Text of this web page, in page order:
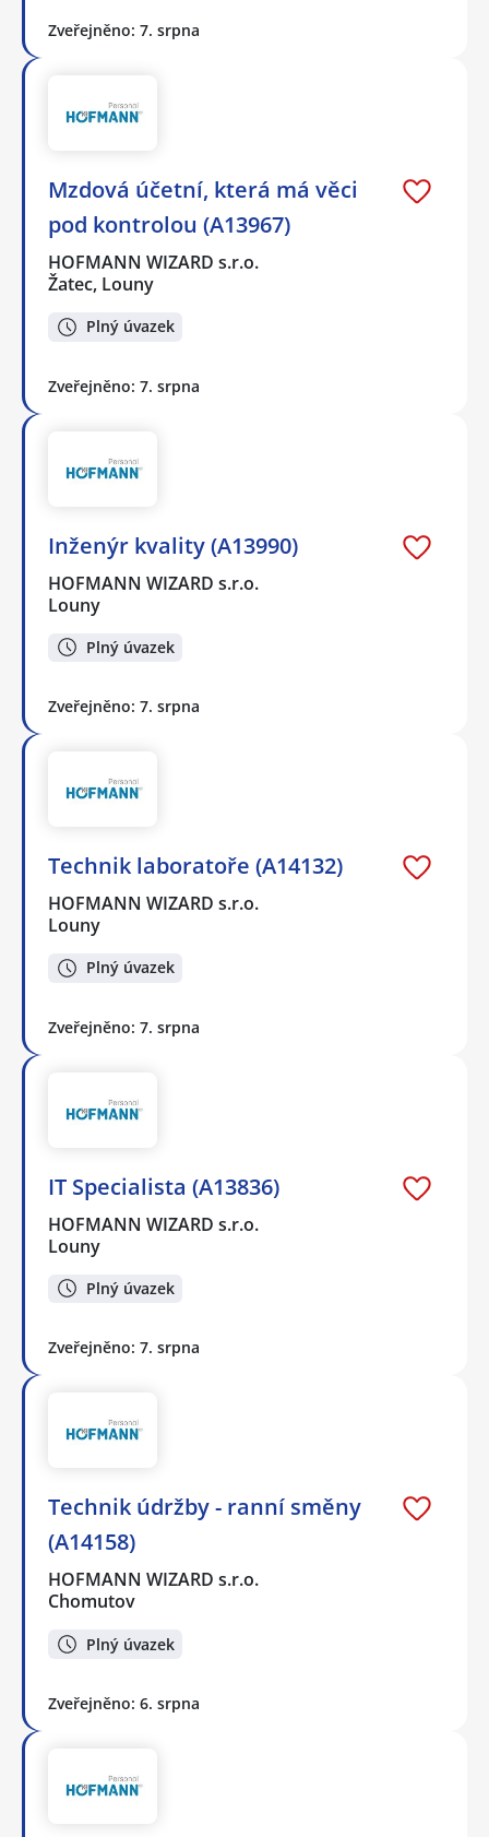
Zveřejněno: 7. srpna
Mzdová účetní, která má věci
pod kontrolou (A13967)
HOFMANN WIZARD s.r.o.
Žatec, Louny
Plný úvazek
Zveřejněno: 7. srpna
Inženýr kvality (A13990)
HOFMANN WIZARD s.r.o.
Louny
Plný úvazek
Zveřejněno: 7. srpna
Technik laboratoře (A14132)
HOFMANN WIZARD s.r.o.
Louny
Plný úvazek
Zveřejněno: 7. srpna
IT Specialista (A13836)
HOFMANN WIZARD s.r.o.
Louny
Plný úvazek
Zveřejněno: 7. srpna
Technik údržby - ranní směny
(A14158)
HOFMANN WIZARD s.r.o.
Chomutov
Plný úvazek
Zveřejněno: 6. srpna